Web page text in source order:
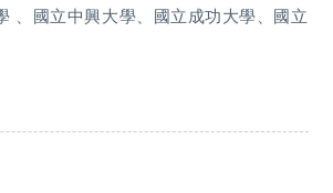
、國立中興大學、國立成功大學、國立